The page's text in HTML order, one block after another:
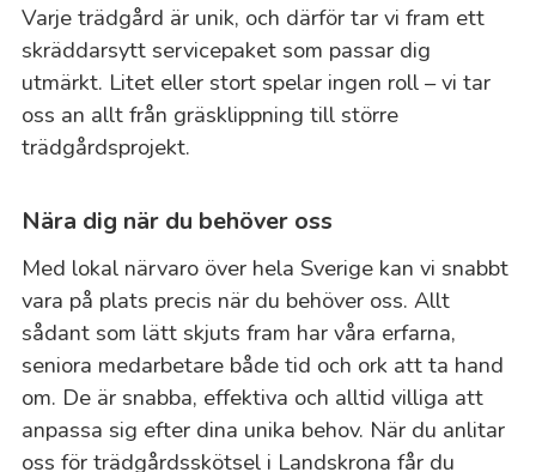
Varje trädgård är unik, och därför tar vi fram ett
skräddarsytt servicepaket som passar dig
utmärkt. Litet eller stort spelar ingen roll – vi tar
oss an allt från gräsklippning till större
trädgårdsprojekt.
Nära dig när du behöver oss
Med lokal närvaro över hela Sverige kan vi snabbt
vara på plats precis när du behöver oss. Allt
sådant som lätt skjuts fram har våra erfarna,
seniora medarbetare både tid och ork att ta hand
om. De är snabba, effektiva och alltid villiga att
anpassa sig efter dina unika behov. När du anlitar
oss för trädgårdsskötsel i Landskrona får du